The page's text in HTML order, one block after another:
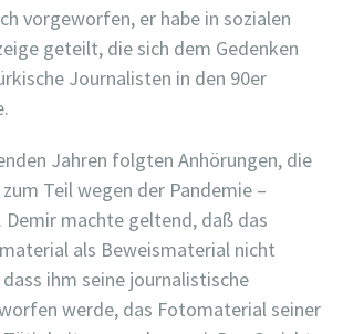
vorgeworfen, er habe in sozialen
geteilt, die sich dem Gedenken
Journalisten in den 90er
Jahren folgten Anhörungen, die
Teil wegen der Pandemie –
machte geltend, daß das
als Beweismaterial nicht
ihm seine journalistische
werde, das Fotomaterial seiner